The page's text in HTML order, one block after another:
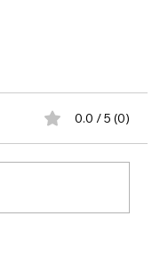
0.0 / 5 (0)